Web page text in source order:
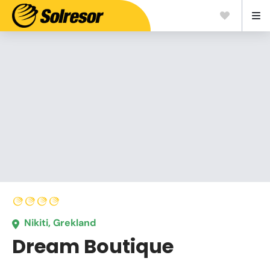
Nikiti, Grekland
Dream Boutique